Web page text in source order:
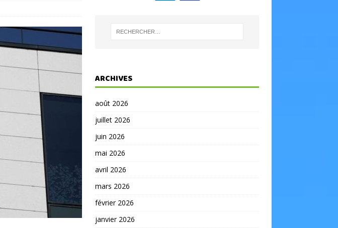
ARCHIVES
août 2026
juillet 2026
juin 2026
mai 2026
avril 2026
mars 2026
février 2026
janvier 2026